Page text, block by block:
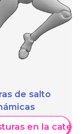
de salto
en la